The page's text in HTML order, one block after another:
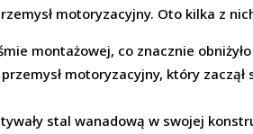
motoryzacyjny. Oto kilka z
montażowej, co znacznie
motoryzacyjny, który
stal wanadową w swojej